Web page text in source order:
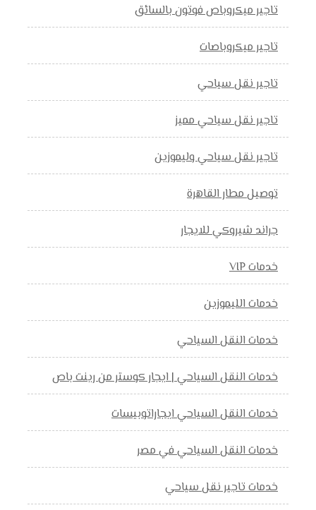
تاجير ميكروباص فوتون بالسائق
تاجير ميكروباصات
تاجير نقل سياحي
تاجير نقل سياحي مميز
تاجير نقل سياحي وليموزين
توصيل مطار القاهرة
جراند شيروكي للايجار
خدمات VIP
خدمات الليموزين
خدمات النقل السياحي
خدمات النقل السياحي | ايجار كوستر من رينت باص
خدمات النقل السياحي ايجاراتوبيسات
خدمات النقل السياحي في مصر
خدمات تاجير نقل سياحي